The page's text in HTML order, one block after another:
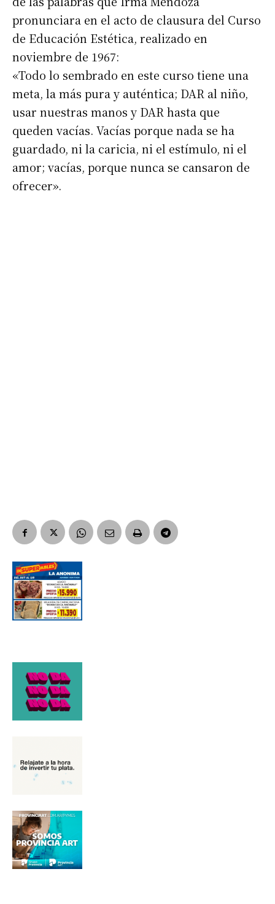
pronunciara en el acto de clausura del Curso
de Educación Estética, realizado en
noviembre de 1967:
«Todo lo sembrado en este curso tiene una
meta, la más pura y auténtica; DAR al niño,
usar nuestras manos y DAR hasta que
queden vacías. Vacías porque nada se ha
guardado, ni la caricia, ni el estímulo, ni el
amor; vacías, porque nunca se cansaron de
ofrecer».